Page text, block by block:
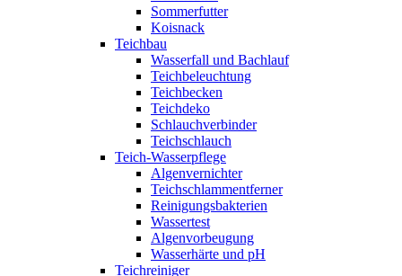
Sommerfutter
Koisnack
Teichbau
Wasserfall und Bachlauf
Teichbeleuchtung
Teichbecken
Teichdeko
Schlauchverbinder
Teichschlauch
Teich-Wasserpflege
Algenvernichter
Teichschlammentferner
Reinigungsbakterien
Wassertest
Algenvorbeugung
Wasserhärte und pH
Teichreiniger